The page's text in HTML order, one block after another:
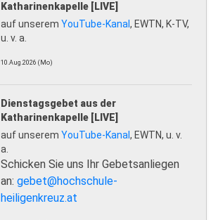
Katharinenkapelle [LIVE]
auf unserem YouTube-Kanal, EWTN, K-TV,
u. v. a.
10.Aug.2026 (Mo)
Dienstagsgebet aus der
Katharinenkapelle [LIVE]
auf unserem YouTube-Kanal, EWTN, u. v.
a.
Schicken Sie uns Ihr Gebetsanliegen
an: gebet@hochschule-
heiligenkreuz.at